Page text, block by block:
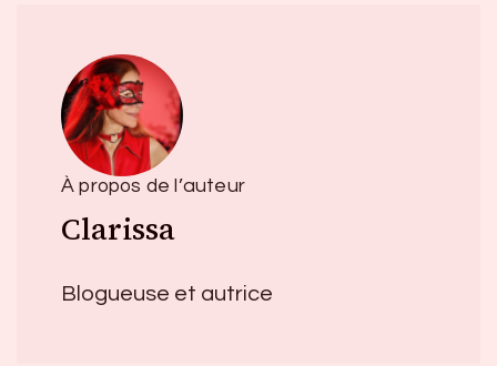
À propos de l’auteur
Clarissa
Blogueuse et autrice